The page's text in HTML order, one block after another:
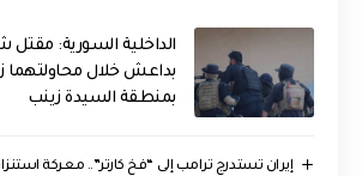
الداخلية السورية:
بداعش خلال محاولتهما
بمنطقة السيدة زينب
إيران تستدرج ترامب إلى “فخ كارتر”.. معركة